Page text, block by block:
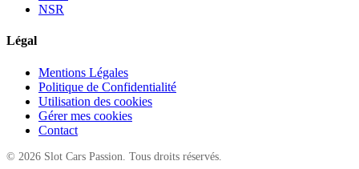
NSR
Légal
Mentions Légales
Politique de Confidentialité
Utilisation des cookies
Gérer mes cookies
Contact
© 2026 Slot Cars Passion. Tous droits réservés.